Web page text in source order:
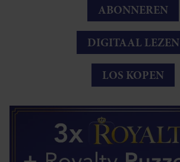
ABONNEREN
DIGITAAL LEZEN
LOS KOPEN